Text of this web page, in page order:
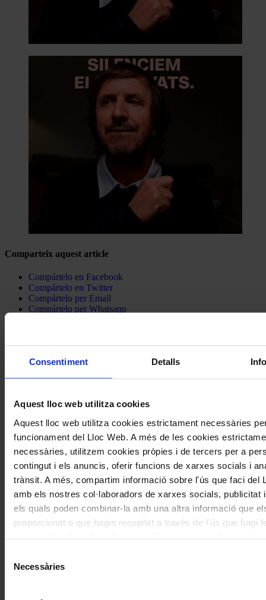
Consentiment Detalls
Aquest lloc web utilitza cookies
Aquest lloc web utilitza cookies estrictament necessàries
funcionament del Lloc Web. A més de les cookies
necessàries, utilitzem cookies pròpies i de tercers per a
contingut i els anuncis, oferir funcions de xarxes socials i
trànsit. A més, compartim informació sobre l'ús que faci del
amb els nostres col·laboradors de xarxes socials, publicitat
els quals poden combinar-la amb una altra informació que
proporcionat o que hagin recopilat a través de l'ús que hagi
"Permetre la selecció". Si vol més informació visiti la nostra
Necessàries
Comparteix aquest article
Compártelo en Facebook
Compártelo en Twitter
Compártelo per Email
Compártelo per Whatsapp
marcats amb*
Nom*
Correu electrònic*
per